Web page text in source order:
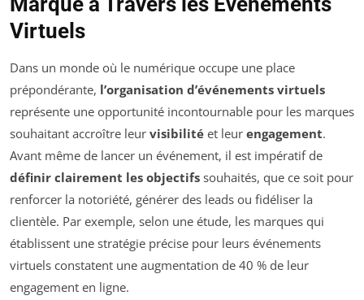
Virtuels
Dans un monde où le numérique occupe une place
prépondérante, l’organisation d’événements virtuels
représente une opportunité incontournable pour les marques
souhaitant accroître leur visibilité et leur engagement.
Avant même de lancer un événement, il est impératif de
définir clairement les objectifs souhaités, que ce soit pour
renforcer la notoriété, générer des leads ou fidéliser la
clientèle. Par exemple, selon une étude, les marques qui
établissent une stratégie précise pour leurs événements
virtuels constatent une augmentation de 40 % de leur
engagement en ligne.